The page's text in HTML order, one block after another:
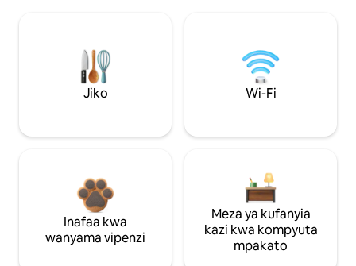
Jiko Wi-Fi
Inafaa kwa
wanyama vipenzi
Meza ya kufanyia
kazi kwa kompyuta
mpakato